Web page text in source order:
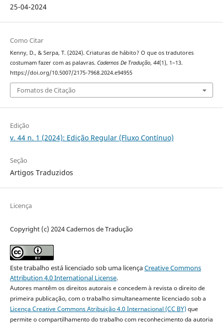
25-04-2024
Como Citar
Kenny, D., & Serpa, T. (2024). Criaturas de hábito? O que os tradutores
costumam fazer com as palavras. Cadernos De Tradução, 44(1), 1–13.
https://doi.org/10.5007/2175-7968.2024.e94955
Fomatos de Citação
Edição
v. 44 n. 1 (2024): Edição Regular (Fluxo Contínuo)
Seção
Artigos Traduzidos
Licença
Copyright (c) 2024 Cadernos de Tradução
Este trabalho está licenciado sob uma licençaCreative Commons
Attribution 4.0 International License.
Autores mantêm os direitos autorais e concedem à revista o direito de
primeira publicação, com o trabalho simultaneamente licenciado sob a
Licença Creative Commons Atribuição 4.0 Internacional (CC BY)que
permite o compartilhamento do trabalho com reconhecimento da autoria